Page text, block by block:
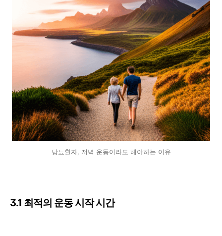
당뇨환자, 저녁 운동이라도 해야하는 이유
3.1 최적의 운동 시작 시간